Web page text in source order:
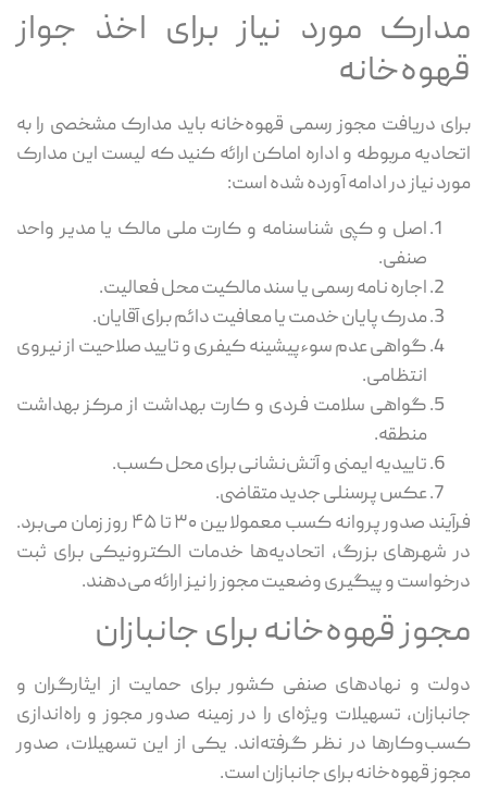
مدارک مورد نیاز برای اخذ جواز
قهوه‌خانه
برای دریافت مجوز رسمی قهوه‌خانه باید مدارک مشخصی را به
اتحادیه مربوطه و اداره اماکن ارائه کنید که لیست این مدارک
مورد نیاز در ادامه آورده شده است:
اصل و کپی شناسنامه و کارت ملی مالک یا مدیر واحد
صنفی.
اجاره نامه رسمی یا سند مالکیت محل فعالیت.
مدرک پایان خدمت یا معافیت دائم برای آقایان.
گواهی عدم سوءپیشینه کیفری و تایید صلاحیت از نیروی
انتظامی.
گواهی سلامت فردی و کارت بهداشت از مرکز بهداشت
منطقه.
تاییدیه ایمنی و آتش‌نشانی برای محل کسب.
عکس پرسنلی جدید متقاضی.
فرآیند صدور پروانه کسب معمولا بین ۳۰ تا ۴۵ روز زمان می‌برد.
در شهرهای بزرگ، اتحادیه‌ها خدمات الکترونیکی برای ثبت
درخواست و پیگیری وضعیت مجوز را نیز ارائه می‌دهند.
مجوز قهوه‌خانه برای جانبازان
دولت و نهادهای صنفی کشور برای حمایت از ایثارگران و
جانبازان، تسهیلات ویژه‌ای را در زمینه صدور مجوز و راه‌اندازی
کسب‌وکارها در نظر گرفته‌اند. یکی از این تسهیلات، صدور
مجوز قهوه‌خانه برای جانبازان است.